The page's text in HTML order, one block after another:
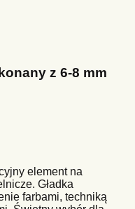
z 6-8 mm
element na
Gładka
farbami, techniką